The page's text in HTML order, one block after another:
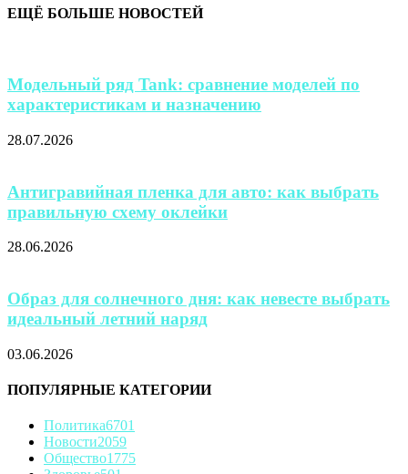
ЕЩЁ БОЛЬШЕ НОВОСТЕЙ
Модельный ряд Tank: сравнение моделей по
характеристикам и назначению
28.07.2026
Антигравийная пленка для авто: как выбрать
правильную схему оклейки
28.06.2026
Образ для солнечного дня: как невесте выбрать
идеальный летний наряд
03.06.2026
ПОПУЛЯРНЫЕ КАТЕГОРИИ
Политика6701
Новости2059
Общество1775